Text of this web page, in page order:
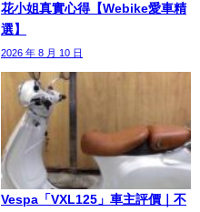
花小姐真實心得【Webike愛車精
選】
2026 年 8 月 10 日
Vespa「VXL125」車主評價｜不